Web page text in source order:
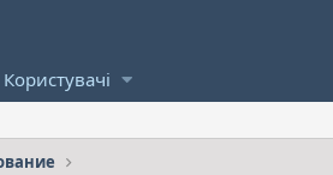
Користувачі